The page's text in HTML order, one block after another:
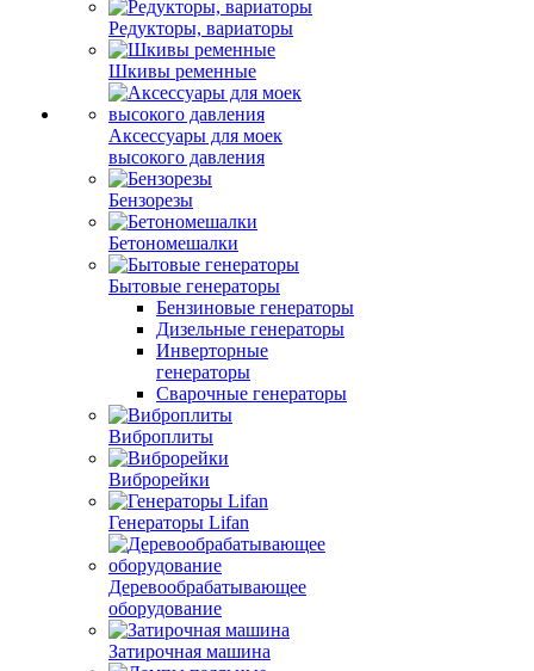
Редукторы, вариаторы
Шкивы ременные
Аксессуары для моек
высокого давления
Бензорезы
Бетономешалки
Бытовые генераторы
Бензиновые генераторы
Дизельные генераторы
Инверторные
генераторы
Сварочные генераторы
Виброплиты
Виброрейки
Генераторы Lifan
Деревообрабатывающее
оборудование
Затирочная машина